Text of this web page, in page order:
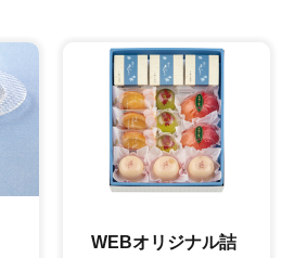
WEBオリジナル詰